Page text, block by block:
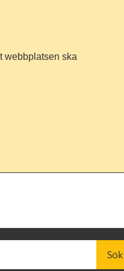
webbplatsen ska
Sök